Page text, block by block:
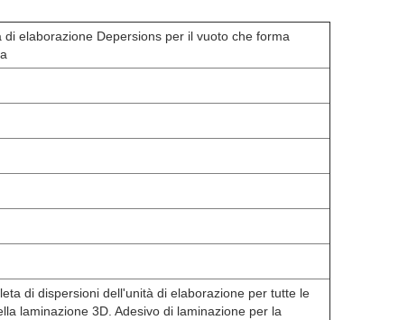
di elaborazione Depersions per il vuoto che forma
di dispersioni dell'unità di elaborazione per tutte le
laminazione 3D. Adesivo di laminazione per la